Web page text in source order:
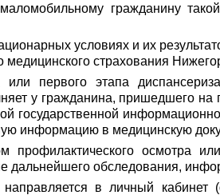
гражданину
условиях и их
страхования
первого этапа
у гражданина, пришедшего
государственной
информацию в медицинскую
осмотра
обследования,
в личный